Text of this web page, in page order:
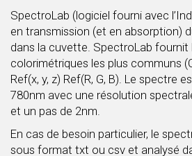
SpectroLab (logiciel fourni avec
en transmission (et en absorption)
dans la cuvette. SpectroLab fournit
colorimétriques les plus communs
Ref(x, y, z) Ref(R, G, B). Le spectre
780nm avec une résolution
et un pas de 2nm.
En cas de besoin particulier, le
sous format txt ou csv et analysé